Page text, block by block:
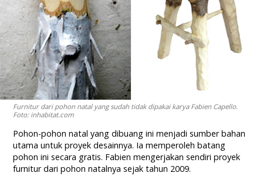
Furnitur dari pohon natal yang sudah tidak dipakai karya Fabien Capello.
Foto: inhabitat.com
Pohon-pohon natal yang dibuang ini menjadi sumber bahan
utama untuk proyek desainnya. Ia memperoleh batang
pohon ini secara gratis. Fabien mengerjakan sendiri proyek
furnitur dari pohon natalnya sejak tahun 2009.